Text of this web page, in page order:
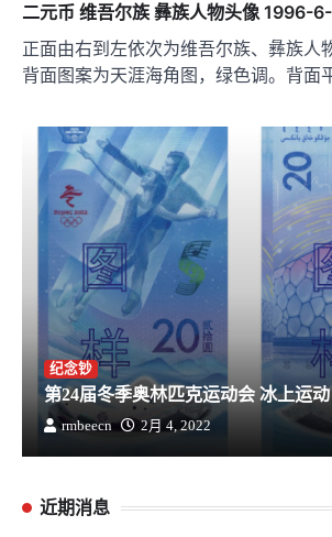
二元币 维吾尔族 彝族人物头像 1996-
正面由右到左依次为维吾尔族、彝族人
背面图案为天涯海角图，绿色调。背面
纪念钞
第24届冬季奥林匹克运动会 冰上运动
rmbeecn 2月 4, 2022
近期消息